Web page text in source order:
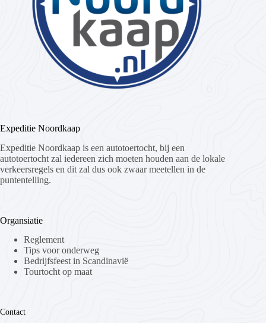
Expeditie Noordkaap
Expeditie Noordkaap is een autotoertocht, bij een
autotoertocht zal iedereen zich moeten houden aan de lokale
verkeersregels en dit zal dus ook zwaar meetellen in de
puntentelling.
Organsiatie
Reglement
Tips voor onderweg
Bedrijfsfeest in Scandinavië
Tourtocht op maat
Contact